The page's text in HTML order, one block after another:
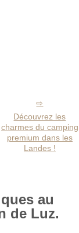
Découvrez les
charmes du camping
premium dans les
Landes !
au
de Luz.